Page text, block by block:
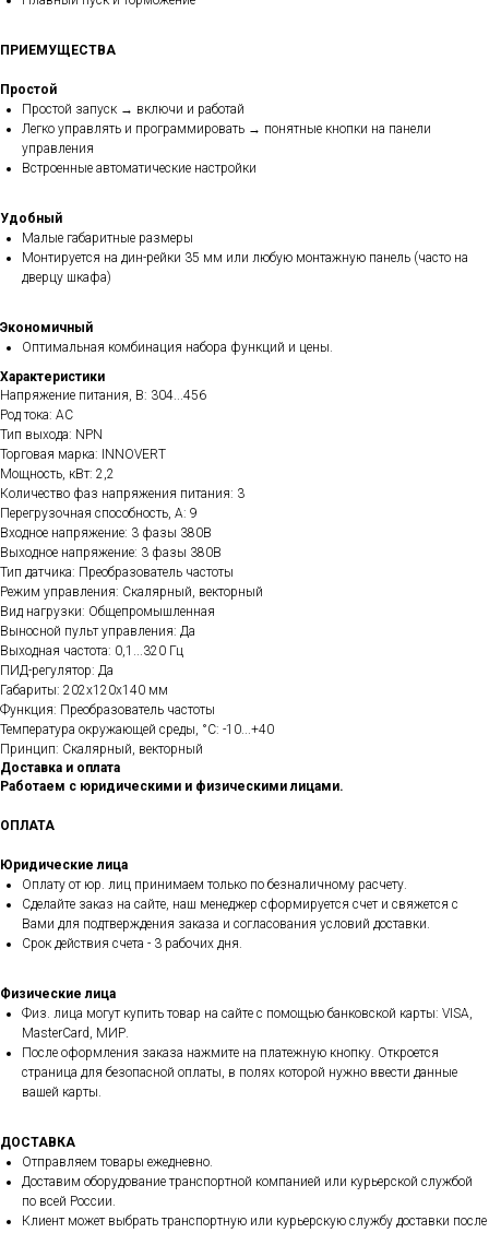
ПРИЕМУЩЕСТВА
Простой
Простой запуск → включи и работай
Легко управлять и программировать → понятные кнопки на панели
управления
Встроенные автоматические настройки
Удобный
Малые габаритные размеры
Монтируется на дин-рейки 35 мм или любую монтажную панель (часто на
дверцу шкафа)
Экономичный
Оптимальная комбинация набора функций и цены.
Характеристики
Напряжение питания, В: 304...456
Род тока: AC
Тип выхода: NPN
Торговая марка: INNOVERT
Мощность, кВт: 2,2
Количество фаз напряжения питания: 3
Перегрузочная способность, А: 9
Входное напряжение: 3 фазы 380В
Выходное напряжение: 3 фазы 380В
Тип датчика: Преобразователь частоты
Режим управления: Скалярный, векторный
Вид нагрузки: Общепромышленная
Выносной пульт управления: Да
Выходная частота: 0,1...320 Гц
ПИД-регулятор: Да
Габариты: 202х120х140 мм
Функция: Преобразователь частоты
Температура окружающей среды, °C: -10...+40
Принцип: Скалярный, векторный
Доставка и оплата
Работаем с юридическими и физическими лицами.
ОПЛАТА
Юридические лица
Оплату от юр. лиц принимаем только по безналичному расчету.
Сделайте заказ на сайте, наш менеджер сформируется счет и свяжется с
Вами для подтверждения заказа и согласования условий доставки.
Срок действия счета - 3 рабочих дня.
Физические лица
Физ. лица могут купить товар на сайте с помощью банковской карты: VISA,
MasterCard, МИР.
После оформления заказа нажмите на платежную кнопку. Откроется
страница для безопасной оплаты, в полях которой нужно ввести данные
вашей карты.
ДОСТАВКА
Отправляем товары ежедневно.
Доставим оборудование транспортной компанией или курьерской службой
по всей России.
Клиент может выбрать транспортную или курьерскую службу доставки после